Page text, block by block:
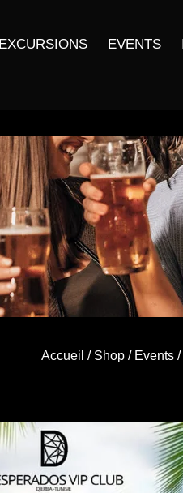
EXCURSIONS EVENTS
Accueil / Shop/ Events/